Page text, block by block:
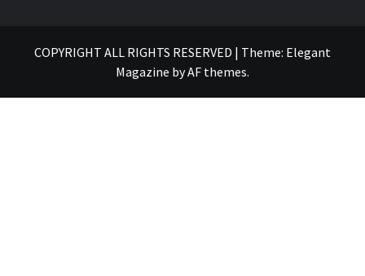
COPYRIGHT ALL RIGHTS RESERVED | Theme: Elegant
Magazine byAF themes.